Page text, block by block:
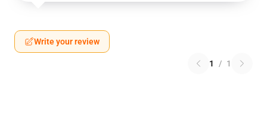
Write your review
1 / 1